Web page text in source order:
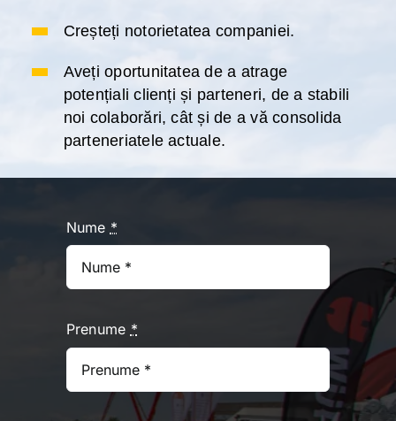
Creșteți notorietatea companiei.
Aveți oportunitatea de a atrage
potențiali clienți și parteneri, de a stabili
noi colaborări, cât și de a vă consolida
parteneriatele actuale.
Nume *
Prenume *